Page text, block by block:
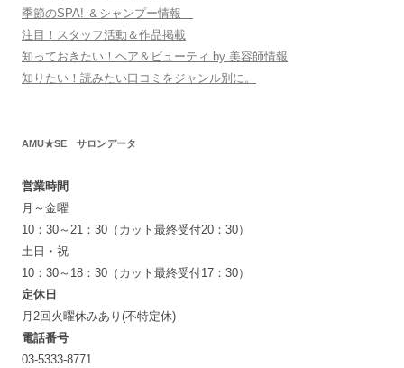
季節のSPA! ＆シャンプー情報
注目！スタッフ活動＆作品掲載
知っておきたい！ヘア＆ビューティ by 美容師情報
知りたい！読みたい口コミをジャンル別に。
AMU★SE サロンデータ
営業時間
月～金曜
10：30～21：30（カット最終受付20：30）
土日・祝
10：30～18：30（カット最終受付17：30）
定休日
月2回火曜休みあり(不特定休)
電話番号
03-5333-8771